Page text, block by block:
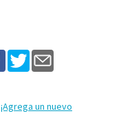
¡Agrega un nuevo